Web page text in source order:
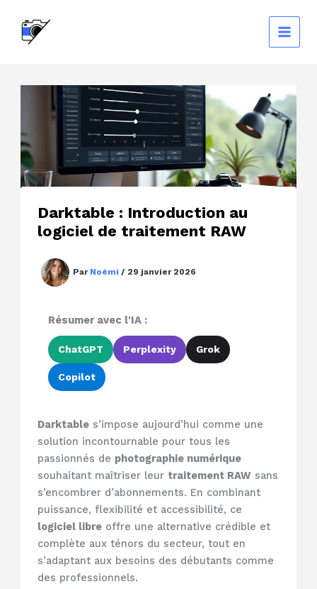
contenu
Darktable : Introduction au
logiciel de traitement RAW
Par Noémi / 29 janvier 2026
Résumer avec l'IA :
ChatGPT Perplexity Grok
Copilot
Darktable s’impose aujourd’hui comme une
solution incontournable pour tous les
passionnés de photographie numérique
souhaitant maîtriser leur traitement RAW sans
s’encombrer d’abonnements. En combinant
puissance, flexibilité et accessibilité, ce
logiciel libre offre une alternative crédible et
complète aux ténors du secteur, tout en
s’adaptant aux besoins des débutants comme
des professionnels.